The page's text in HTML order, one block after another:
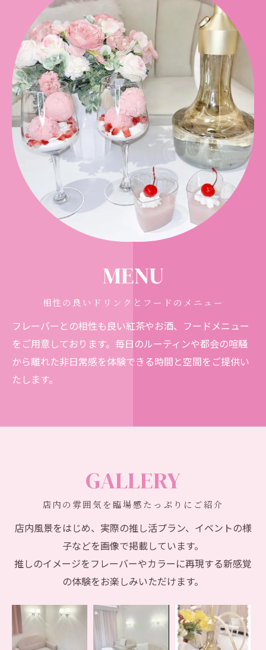
MENU
相性の良いドリンクとフードのメニュー
フレーバーとの相性も良い紅茶やお酒、フードメニュー
をご用意しております。毎日のルーティンや都会の喧騒
から離れた非日常感を体験できる時間と空間をご提供い
たします。
店内の雰囲気を臨場感たっぷりにご紹介
GALLERY
店内風景をはじめ、実際の推し活プラン、イベントの様
子などを画像で掲載しています。
推しのイメージをフレーバーやカラーに再現する新感覚
の体験をお楽しみいただけます。
推し活プランのご予約はこちら